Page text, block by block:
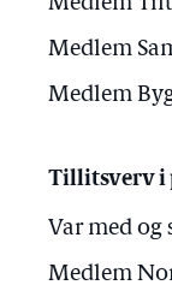
Medlem
Medlem
Tillitsverv i
Var med
Medlem